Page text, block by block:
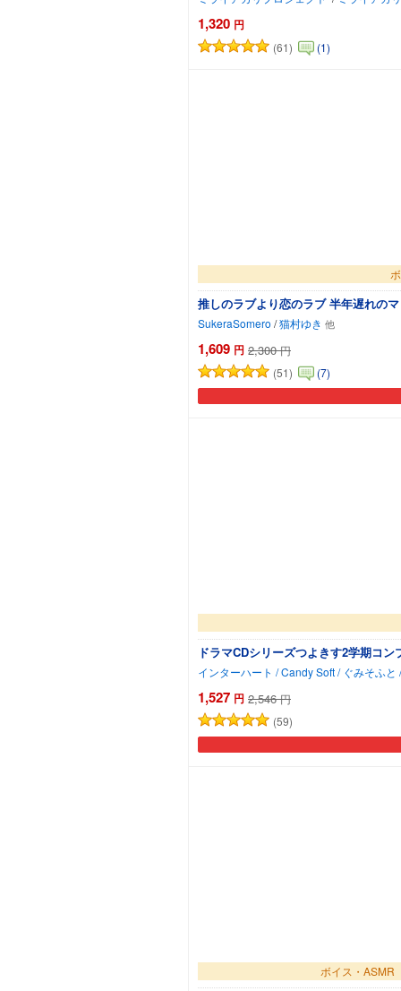
1,320 円
(61) (1)
推しのラブより恋のラブ 半年遅れの
SukeraSomero /猫村ゆき
1,609 円 2,300 円
(51)
(7)
ドラマCDシリーズつよきす2学期コ
1,527 円 2,546 円
(59)
ボイス・ASMR